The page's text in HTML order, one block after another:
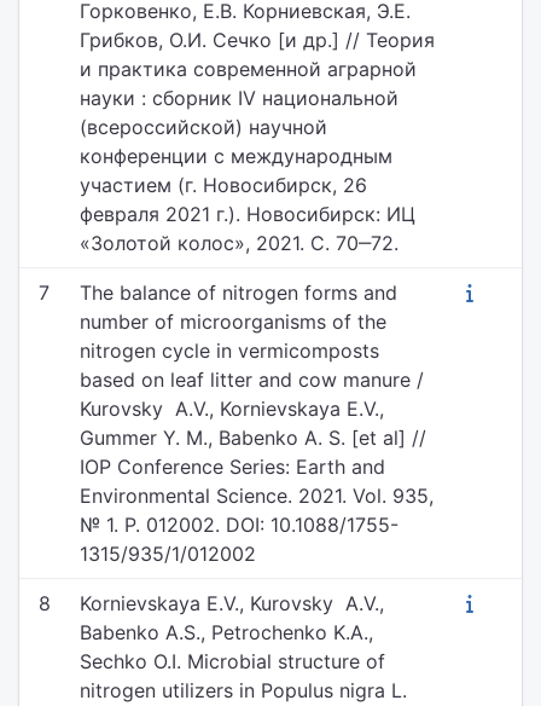
Горковенко, Е.В. Корниевская, Э.Е.
Грибков, О.И. Сечко [и др.] // Теория
и практика современной аграрной
науки : сборник IV национальной
(всероссийской) научной
конференции с международным
участием (г. Новосибирск, 26
февраля 2021 г.). Новосибирск: ИЦ
«Золотой колос», 2021. С. 70‒72.
7
The balance of nitrogen forms and
number of microorganisms of the
nitrogen cycle in vermicomposts
based on leaf litter and cow manure /
Kurovsky A.V., Kornievskaya E.V.,
Gummer Y. M., Babenko A. S. [et al] //
IOP Conference Series: Earth and
Environmental Science. 2021. Vol. 935,
№ 1. P. 012002. DOI: 10.1088/1755-
1315/935/1/012002
8
Kornievskaya E.V., Kurovsky A.V.,
Babenko A.S., Petrochenko K.A.,
Sechko O.I. Microbial structure of
nitrogen utilizers in Populus nigra L.